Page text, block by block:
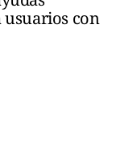
usuarios con